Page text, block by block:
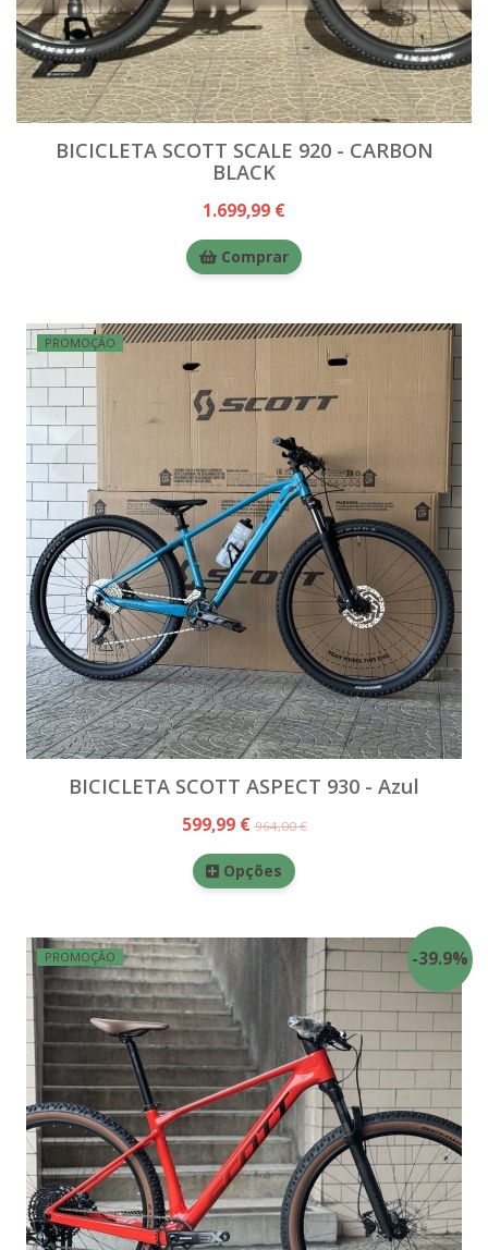
BICICLETA SCOTT SCALE 920 - CARBON
BLACK
1.699,99 €
Comprar
PROMOÇÃO
BICICLETA SCOTT ASPECT 930 - Azul
599,99 €964,00 €
Opções
-39.9%
PROMOÇÃO